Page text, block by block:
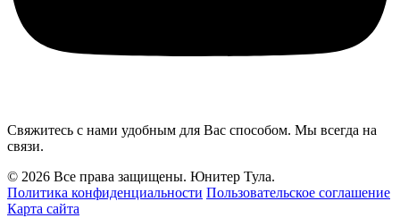
Свяжитесь с нами удобным для Вас способом. Мы всегда на
связи.
© 2026 Все права защищены. Юнитер Тула.
Политика конфиденциальности Пользовательское соглашение
Карта сайта